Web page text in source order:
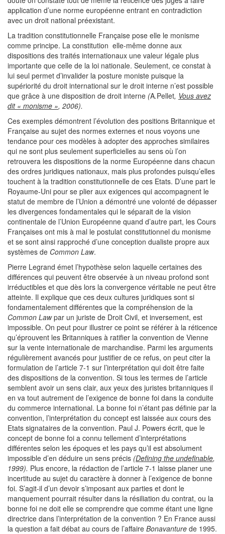
application d’une norme européenne entrant en contradiction
avec un droit national préexistant.
La tradition constitutionnelle Française pose elle le monisme
comme principe. La constitution elle-même donne aux
dispositions des traités internationaux une valeur légale plus
importante que celle de la loi nationale. Seulement, ce constat à
lui seul permet d’invalider la posture moniste puisque la
supériorité du droit international sur le droit interne n’est possible
que grâce à une disposition de droit interne (A.Pellet, Vous avez
dit « monisme », 2006).
Ces exemples démontrent l’évolution des positions Britannique et
Française au sujet des normes externes et nous voyons une
tendance pour ces modèles à adopter des approches similaires
qui ne sont plus seulement superficielles au sens où l’on
retrouvera les dispositions de la norme Européenne dans chacun
des ordres juridiques nationaux, mais plus profondes puisqu’elles
touchent à la tradition constitutionnelle de ces Etats. D’une part le
Royaume-Uni pour se plier aux exigences qui accompagnent le
statut de membre de l’Union a démontré une volonté de dépasser
les divergences fondamentales qui le séparait de la vision
continentale de l’Union Européenne quand d’autre part, les Cours
Françaises ont mis à mal le postulat constitutionnel du monisme
et se sont ainsi rapproché d’une conception dualiste propre aux
systèmes de Common Law.
Pierre Legrand émet l’hypothèse selon laquelle certaines des
différences qui peuvent être observée à un niveau profond sont
irréductibles et que dès lors la convergence véritable ne peut être
atteinte. Il explique que ces deux cultures juridiques sont si
fondamentalement différentes que la compréhension de la
Common Lawpar un juriste de Droit Civil, et inversement, est
impossible. On peut pour illustrer ce point se référer à la réticence
qu’éprouvent les Britanniques à ratifier la convention de Vienne
sur la vente internationale de marchandise. Parmi les arguments
régulièrement avancés pour justifier de ce refus, on peut citer la
formulation de l’article 7-1 sur l’interprétation qui doit être faite
des dispositions de la convention. Si tous les termes de l’article
semblent avoir un sens clair, aux yeux des juristes britanniques il
en va tout autrement de l’exigence de bonne foi dans la conduite
du commerce international. La bonne foi n’étant pas définie par la
convention, l’interprétation du concept est laissée aux cours des
Etats signataires de la convention. Paul J. Powers écrit, que le
concept de bonne foi a connu tellement d’interprétations
différentes selon les époques et les pays qu’il est absolument
impossible d’en déduire un sens précis (Defining the undefinable,
1999). Plus encore, la rédaction de l’article 7-1 laisse planer une
incertitude au sujet du caractère à donner à l’exigence de bonne
foi. S’agit-il d’un devoir s’imposant aux parties et dont le
manquement pourrait résulter dans la résiliation du contrat, ou la
bonne foi ne doit elle se comprendre que comme étant une ligne
directrice dans l’interprétation de la convention ? En France aussi
la question a fait débat au cours de l’affaire Bonavanture de 1995.